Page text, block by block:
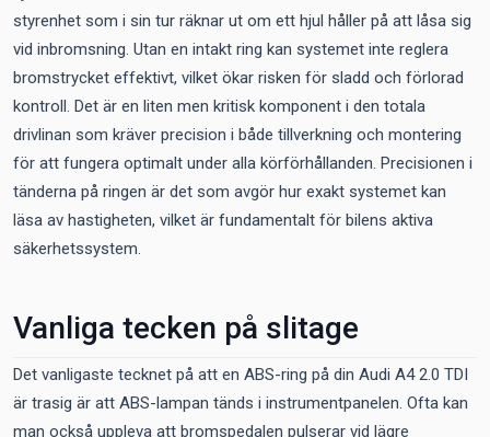
styrenhet som i sin tur räknar ut om ett hjul håller på att låsa sig
vid inbromsning. Utan en intakt ring kan systemet inte reglera
bromstrycket effektivt, vilket ökar risken för sladd och förlorad
kontroll. Det är en liten men kritisk komponent i den totala
drivlinan som kräver precision i både tillverkning och montering
för att fungera optimalt under alla körförhållanden. Precisionen i
tänderna på ringen är det som avgör hur exakt systemet kan
läsa av hastigheten, vilket är fundamentalt för bilens aktiva
säkerhetssystem.
Vanliga tecken på slitage
Det vanligaste tecknet på att en ABS-ring på din Audi A4 2.0 TDI
är trasig är att ABS-lampan tänds i instrumentpanelen. Ofta kan
man också uppleva att bromspedalen pulserar vid lägre